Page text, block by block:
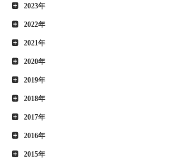
2023年
2022年
2021年
2020年
2019年
2018年
2017年
2016年
2015年